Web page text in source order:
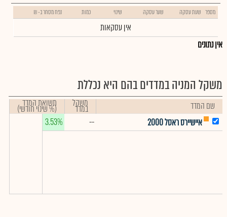
מספר שעת עסקה שער עסקה שינוי כמות נפח מסחר ב- ₪
אין עסקאות
אין נתונים
משקל המניה במדדים בהם היא נכללת
שם המדד משקל
במדד תשואת המדד
(% שינוי חודשי)
איישיירס ראסל 2000
--
3.53%